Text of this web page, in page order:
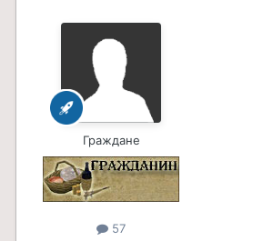
Граждане
57